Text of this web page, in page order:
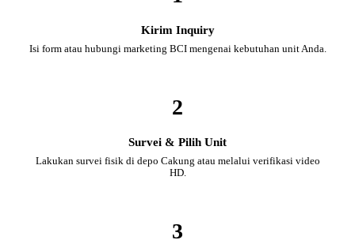
Kirim Inquiry
Isi form atau hubungi marketing BCI mengenai kebutuhan unit Anda.
2
Survei & Pilih Unit
Lakukan survei fisik di depo Cakung atau melalui verifikasi video
HD.
3